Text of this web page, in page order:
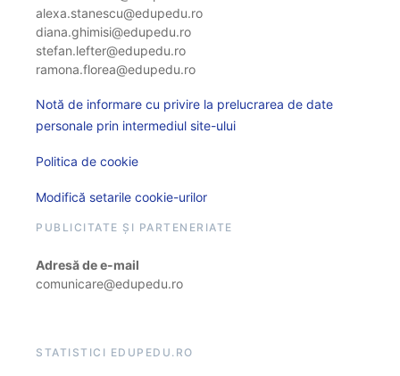
alexa.stanescu@edupedu.ro
diana.ghimisi@edupedu.ro
stefan.lefter@edupedu.ro
ramona.florea@edupedu.ro
Notă de informare cu privire la prelucrarea de date
personale prin intermediul site-ului
Politica de cookie
Modifică setarile cookie-urilor
PUBLICITATE ȘI PARTENERIATE
Adresă de e-mail
comunicare@edupedu.ro
STATISTICI EDUPEDU.RO